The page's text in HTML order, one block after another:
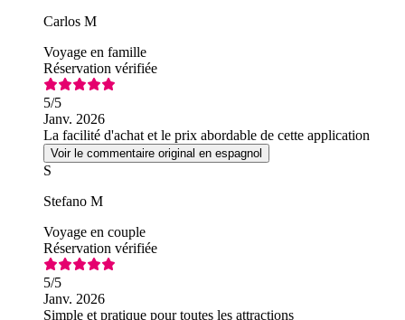
Carlos M
Voyage en famille
Réservation vérifiée
5/5
Janv. 2026
La facilité d'achat et le prix abordable de cette application
Voir le commentaire original en espagnol
S
Stefano M
Voyage en couple
Réservation vérifiée
5/5
Janv. 2026
Simple et pratique pour toutes les attractions